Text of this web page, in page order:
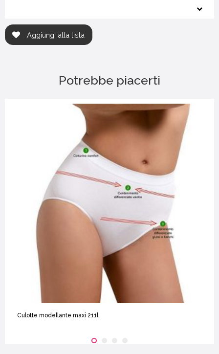
Aggiungi alla lista
Potrebbe piacerti
Culotte modellante maxi 211l